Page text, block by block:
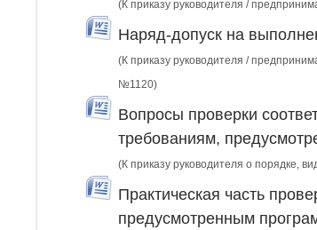
(К приказу руководителя /
Наряд-допуск на
(К приказу руководителя /
№1120)
Вопросы проверки
требованиям,
(К приказу руководителя о порядке,
Практическая часть
предусмотренным